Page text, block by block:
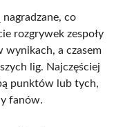
nagradzane, co
rozgrywek zespoły
wynikach, a czasem
lig. Najczęściej
punktów lub tych,
fanów.